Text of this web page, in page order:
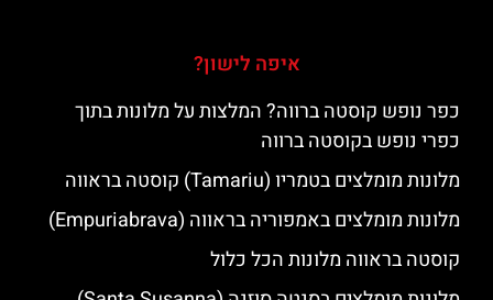
איפה לישון?
כפר נופש קוסטה ברווה? המלצות על מלונות בתוך
כפרי נופש בקוסטה ברווה
מלונות מומלצים בטמריו (Tamariu) קוסטה בראווה
מלונות מומלצים באמפוריה בראווה (Empuriabrava)
קוסטה בראווה מלונות הכל כלול